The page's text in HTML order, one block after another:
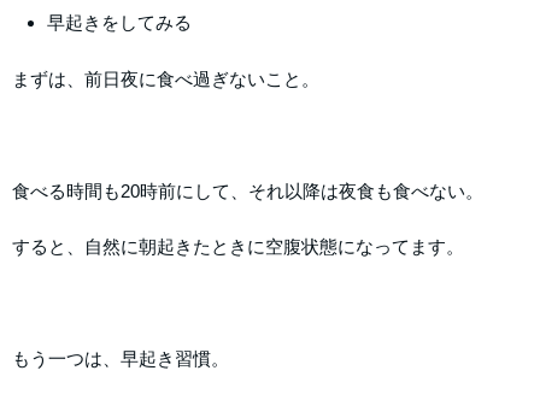
早起きをしてみる
まずは、前日夜に食べ過ぎないこと。
食べる時間も20時前にして、それ以降は夜食も食べない。
すると、自然に朝起きたときに空腹状態になってます。
もう一つは、早起き習慣。